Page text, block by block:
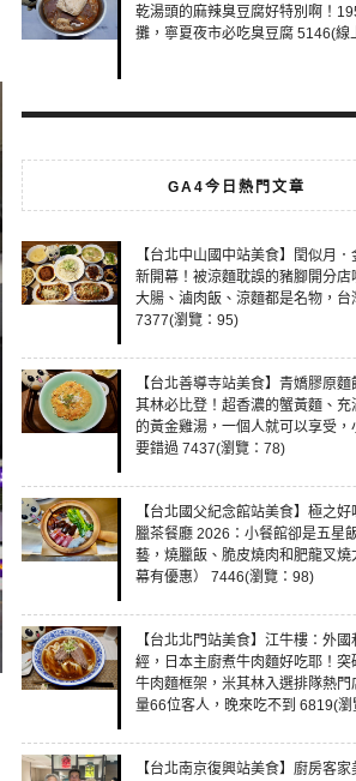
乾湯頭的麻辣臭豆腐好特別啊！
攤，寧夏夜市必吃臭豆腐 5146(線
GA4今日熱門文章
【台北中山國中站美食】閏似月．
新開幕！被涼麵耽誤的豬腳開分店
大腸、滷肉飯、涼麵都是名物，台
7377(瀏覽：95)
【台北善導寺站美食】青嬌膠原
其林必比登！超香濃的蟹黃麵、充
的黃金雞湯，一個人就可以享受，
要錯過 7437(瀏覽：78)
【台北國父紀念館站美食】極之
臘茶餐廳 2026：小餐館卻是五星
藝，燒臘飯、脆皮燒肉和肥龍叉燒
幕有優惠） 7446(瀏覽：98)
【台北北門站美食】江牛樓：外國
經，日本主廚煮牛肉麵好吃耶！突
牛肉麵框架，米其林入選排隊熱門
量66位客人，晚來吃不到 6819(
【台北南京復興站美食】廚房客